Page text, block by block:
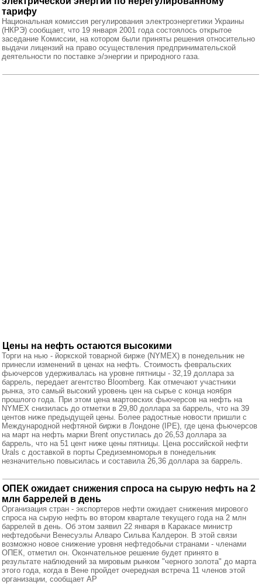
тарифу
Национальная комиссия регулирования электроэнергетики Украины
(НКРЭ) сообщает, что 19 января 2001 года состоялось открытое
заседание Комиссии, на котором были приняты решения относительно
выдачи лицензий на право осуществления предпринимательской
деятельности по поставке э/энергии и природного газа.
Цены на нефть остаются высокими
Торги на нью - йоркской товарной бирже (NYMEX) в понедельник не
принесли изменений в ценах на нефть. Стоимость февральских
фьючерсов удерживалась на уровне пятницы - 32,19 доллара за
баррель, передает агентство Bloomberg. Как отмечают участники
рынка, это самый высокий уровень цен на сырье с конца ноября
прошлого года. При этом цена мартовских фьючерсов на нефть на
NYMEX снизилась до отметки в 29,80 доллара за баррель, что на 39
центов ниже предыдущей цены. Более радостные новости пришли с
Международной нефтяной биржи в Лондоне (IPE), где цена фьючерсов
на март на нефть марки Brent опустилась до 26,53 доллара за
баррель, что на 51 цент ниже цены пятницы. Цена российской нефти
Urals с доставкой в порты Средиземноморья в понедельник
незначительно повысилась и составила 26,36 доллара за баррель.
ОПЕК ожидает снижения спроса на сырую нефть на 2
млн баррелей в день
Организация стран - экспортеров нефти ожидает снижения мирового
спроса на сырую нефть во втором квартале текущего года на 2 млн
баррелей в день. Об этом заявил 22 января в Каракасе министр
нефтедобычи Венесуэлы Алваро Сильва Калдерон. В этой связи
возможно новое снижение уровня нефтедобычи странами - членами
ОПЕК, отметил он. Окончательное решение будет принято в
результате наблюдений за мировым рынком "черного золота" до марта
этого года, когда в Вене пройдет очередная встреча 11 членов этой
организации, сообщает AP